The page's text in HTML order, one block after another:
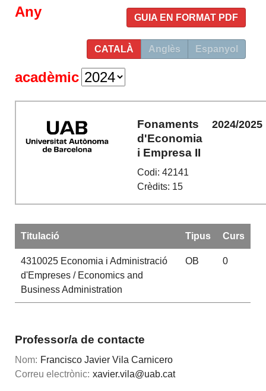
GUIA EN FORMAT PDF
CATALÀ Anglès Espanyol
Any
acadèmic
Fonaments
d'Economia
i Empresa II
Codi: 42141
Crèdits: 15
2024/2025
Titulació Tipus Curs
4310025Economia i Administració
d'Empreses / Economics and
Business Administration
OB 0
Professor/a de contacte
Nom: Francisco Javier Vila Carnicero
Correu electrònic: xavier.vila@uab.cat